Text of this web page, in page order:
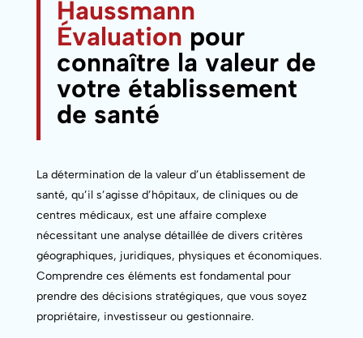
Haussmann
Évaluation pour
connaître la valeur de
votre établissement
de santé
La détermination de la valeur d’un établissement de
santé, qu’il s’agisse d’hôpitaux, de cliniques ou de
centres médicaux, est une affaire complexe
nécessitant une analyse détaillée de divers critères
géographiques, juridiques, physiques et économiques.
Comprendre ces éléments est fondamental pour
prendre des décisions stratégiques, que vous soyez
propriétaire, investisseur ou gestionnaire.